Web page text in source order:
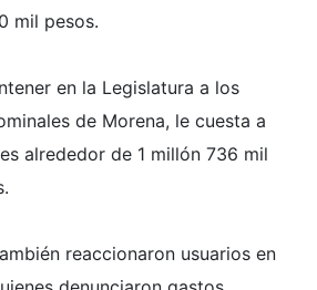
mil pesos.
en la Legislatura a los
de Morena, le cuesta a
alrededor de 1 millón 736 mil
reaccionaron usuarios en